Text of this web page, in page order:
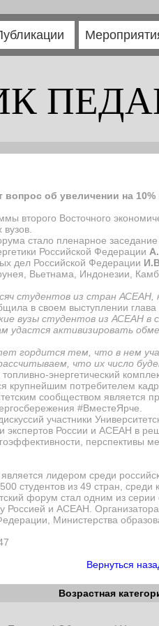
об увеличении на
второго Восточного
стало пленарное
Российской Федерации
дел Российской Федерации
Вьетнама, Индонезии,
студентов из стран
в своем выступлении
вузы студентов из АСЕАН
удастся активизировать
гордится тем, что в нем
что их число
энергетический
крупнейшим потребителем
сообществом
#ВместеЯрче.
участники
экспертов России и АСЕАН в
перспективы
лидером среди
студентов из 49 стран, среди
форум стал одним из
Россией и АСЕАН.
Министерства
Вернуться
Возрастная